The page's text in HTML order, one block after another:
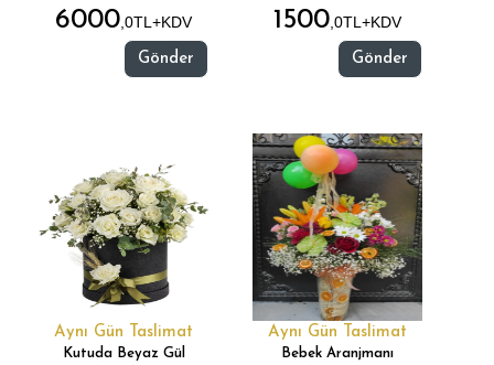
6000,0TL+KDV
Gönder
1500,0TL+KDV
Gönder
Aynı Gün Taslimat
Kutuda Beyaz Gül
Aynı Gün Taslimat
Bebek Aranjmanı